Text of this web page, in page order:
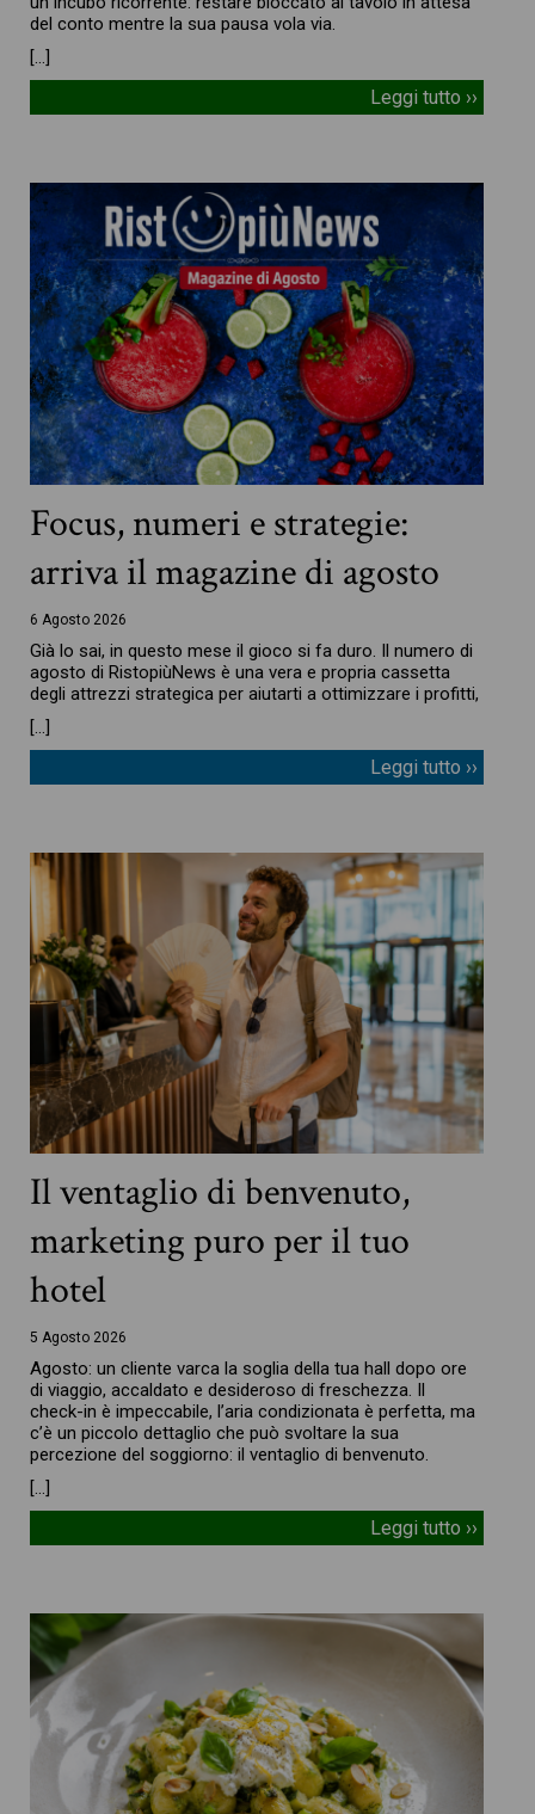
del conto mentre la sua pausa vola via.
[…]
Leggi tutto ››
Focus, numeri e strategie:
arriva il magazine di agosto
6 Agosto 2026
Già lo sai, in questo mese il gioco si fa duro. Il numero di
agosto di RistopiùNews è una vera e propria cassetta
degli attrezzi strategica per aiutarti a ottimizzare i profitti,
[…]
Leggi tutto ››
Il ventaglio di benvenuto,
marketing puro per il tuo
hotel
5 Agosto 2026
Agosto: un cliente varca la soglia della tua hall dopo ore
di viaggio, accaldato e desideroso di freschezza. Il
check-in è impeccabile, l’aria condizionata è perfetta, ma
c’è un piccolo dettaglio che può svoltare la sua
percezione del soggiorno: il ventaglio di benvenuto.
[…]
Leggi tutto ››